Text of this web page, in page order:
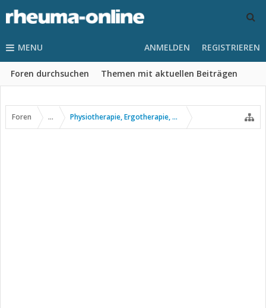
MENU
Foren durchsuchen Themen mit aktuellen Beiträgen
ANMELDEN REGISTRIEREN
Foren ... Physiotherapie, Ergotherapie, Sport usw.